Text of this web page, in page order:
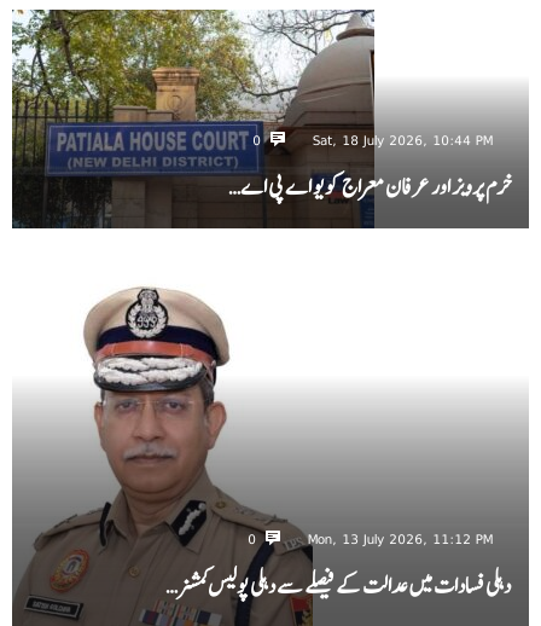
Sat, 18 July 2026, 10:44 PM
0
خرم پرویز اور عرفان معراج کو یو اے پی اے…
Mon, 13 July 2026, 11:12 PM
0
دہلی فسادات میں عدالت کے فیصلے سے دہلی پولیس کمشنر…